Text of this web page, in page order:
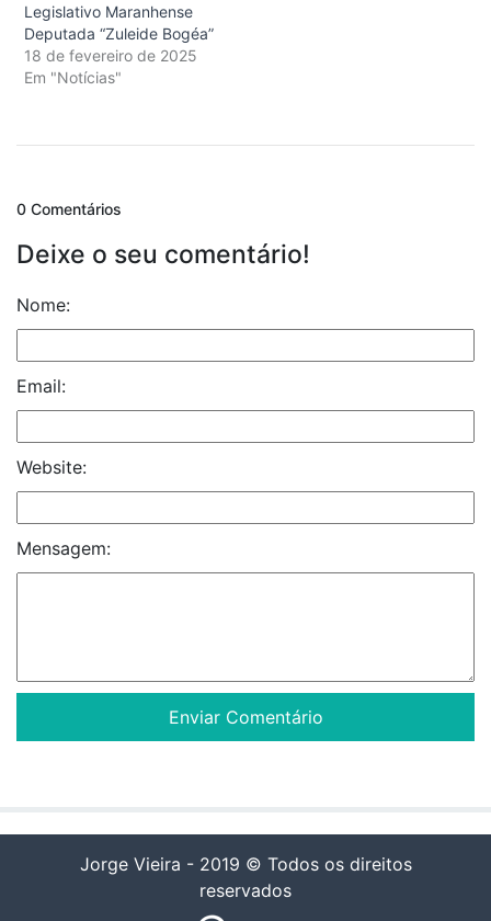
Legislativo Maranhense
Deputada “Zuleide Bogéa”
18 de fevereiro de 2025
Em "Notícias"
0 Comentários
Deixe o seu comentário!
Nome:
Email:
Website:
Mensagem:
Jorge Vieira - 2019 © Todos os direitos
reservados